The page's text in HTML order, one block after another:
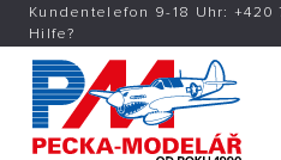
Kundentelefon 9-18 Uhr: +420
Hilfe?